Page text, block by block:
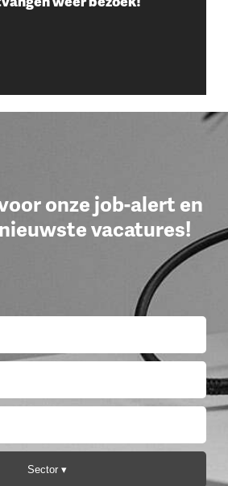
onze job-alert en
vacatures!
Sector